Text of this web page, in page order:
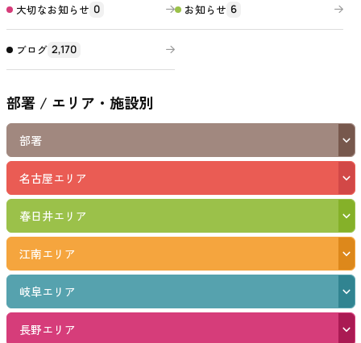
大切なお知らせ 0 お知らせ 6
ブログ 2,170
部署 / エリア・施設別
部署
名古屋エリア
春日井エリア
江南エリア
岐阜エリア
長野エリア